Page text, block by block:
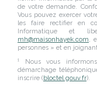
de votre demande.
Vous pouvez exercer
les faire rectifier en
Informatique et
mh@maisonhayek.com,
personnes » et en
¹ Nous vous
démarchage
inscrire (bloctel.gouv.fr).